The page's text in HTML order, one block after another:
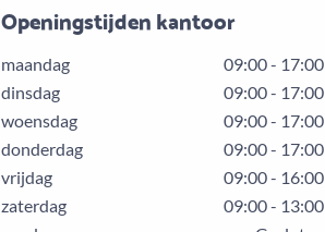
Openingstijden kantoor
maandag
09:00 - 17:00
dinsdag
09:00 - 17:00
woensdag
09:00 - 17:00
donderdag
09:00 - 17:00
vrijdag
09:00 - 16:00
zaterdag
09:00 - 13:00